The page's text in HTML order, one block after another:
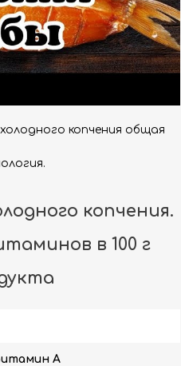
копчения общая
копчения.
в 100 г
A